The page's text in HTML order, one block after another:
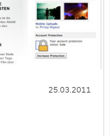
25.03.2011